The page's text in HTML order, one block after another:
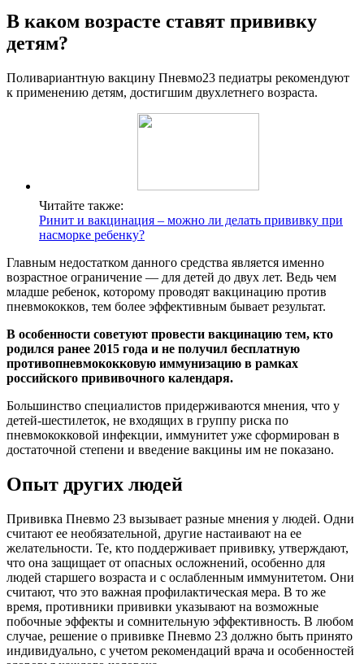
В каком возрасте ставят прививку
детям?
Поливариантную вакцину Пневмо23 педиатры рекомендуют
к применению детям, достигшим двухлетнего возраста.
Читайте также:
Ринит и вакцинация – можно ли делать прививку при
насморке ребенку?
Главным недостатком данного средства является именно
возрастное ограничение — для детей до двух лет. Ведь чем
младше ребенок, которому проводят вакцинацию против
пневмококков, тем более эффективным бывает результат.
В особенности советуют провести вакцинацию тем, кто
родился ранее 2015 года и не получил бесплатную
противопневмококковую иммунизацию в рамках
российского прививочного календаря.
Большинство специалистов придерживаются мнения, что у
детей-шестилеток, не входящих в группу риска по
пневмококковой инфекции, иммунитет уже сформирован в
достаточной степени и введение вакцины им не показано.
Опыт других людей
Прививка Пневмо 23 вызывает разные мнения у людей. Одни
считают ее необязательной, другие настаивают на ее
желательности. Те, кто поддерживает прививку, утверждают,
что она защищает от опасных осложнений, особенно для
людей старшего возраста и с ослабленным иммунитетом. Они
считают, что это важная профилактическая мера. В то же
время, противники прививки указывают на возможные
побочные эффекты и сомнительную эффективность. В любом
случае, решение о прививке Пневмо 23 должно быть принято
индивидуально, с учетом рекомендаций врача и особенностей